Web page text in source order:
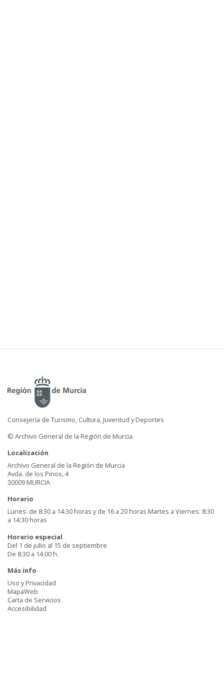
Consejería de Turismo, Cultura, Juventud y Deportes
© Archivo General de la Región de Murcia.
Localización
Archivo General de la Región de Murcia
Avda. de los Pinos, 4
30009 MURCIA
Horario
Lunes: de 8:30 a 14:30 horas y de 16 a 20 horas Martes a Viernes: 8:30
a 14:30 horas
Horario especial
Del 1 de julio al 15 de septiembre
De 8:30 a 14:00 h.
Más info
Uso y Privacidad
MapaWeb
Carta de Servicios
Accesibilidad